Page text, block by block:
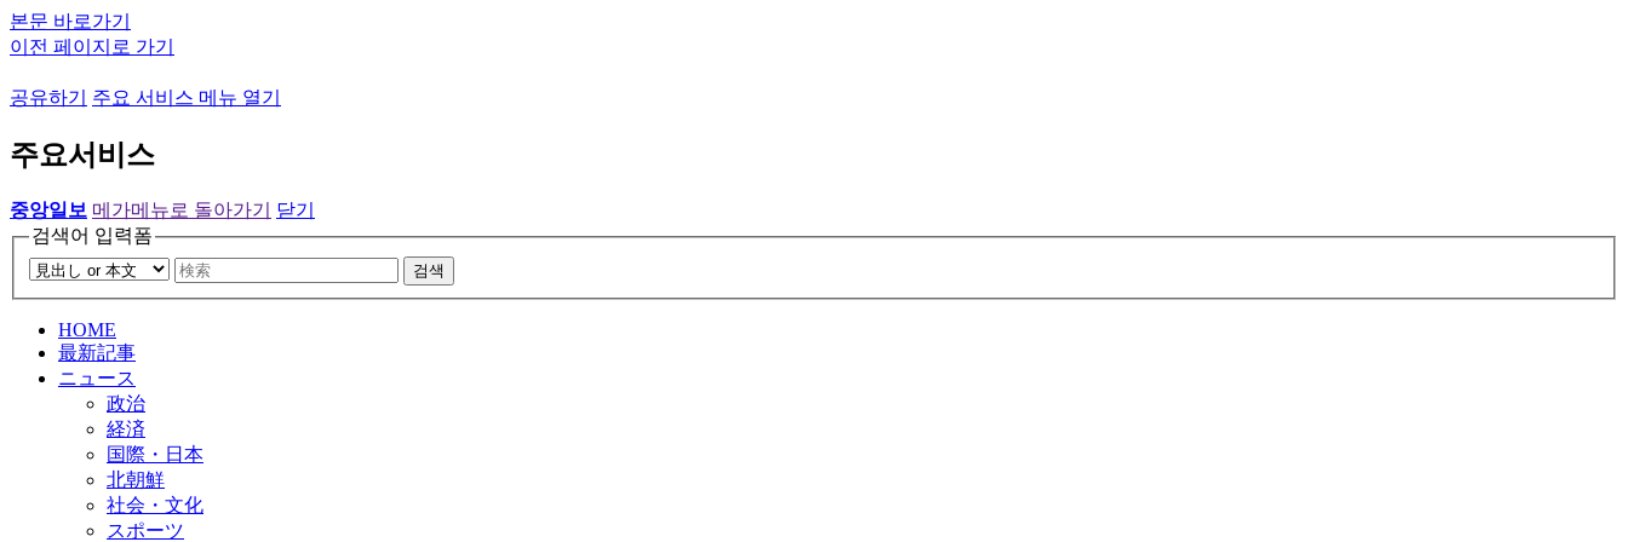
본문 바로가기
이전 페이지로 가기
공유하기 주요 서비스 메뉴 열기
주요서비스
중앙일보 메가메뉴로 돌아가기
닫기
검색어 입력폼
검색
HOME
最新記事
ニュース
政治
経済
国際・日本
北朝鮮
社会・文化
スポーツ